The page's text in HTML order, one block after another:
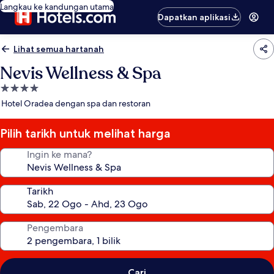
Langkau ke kandungan utama
Dapatkan aplikasi
Lihat semua hartanah
Nevis Wellness & Spa
Hartanah
4.0
Hotel Oradea dengan spa dan restoran
Pilih tarikh untuk melihat harga
Ingin ke mana?
Tarikh
Pengembara